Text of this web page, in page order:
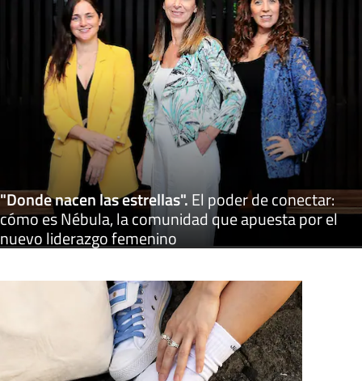
"Donde nacen las estrellas".El poder de conectar:
cómo es Nébula, la comunidad que apuesta por el
nuevo liderazgo femenino